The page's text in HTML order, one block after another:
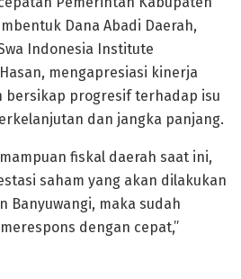
Dana Abadi Daerah,
Indonesia Institute
mengapresiasi kinerja
bersikap progresif terhadap isu
dan jangka panjang.
fiskal daerah saat ini,
saham yang akan dilakukan
Banyuwangi, maka sudah
dengan cepat,”